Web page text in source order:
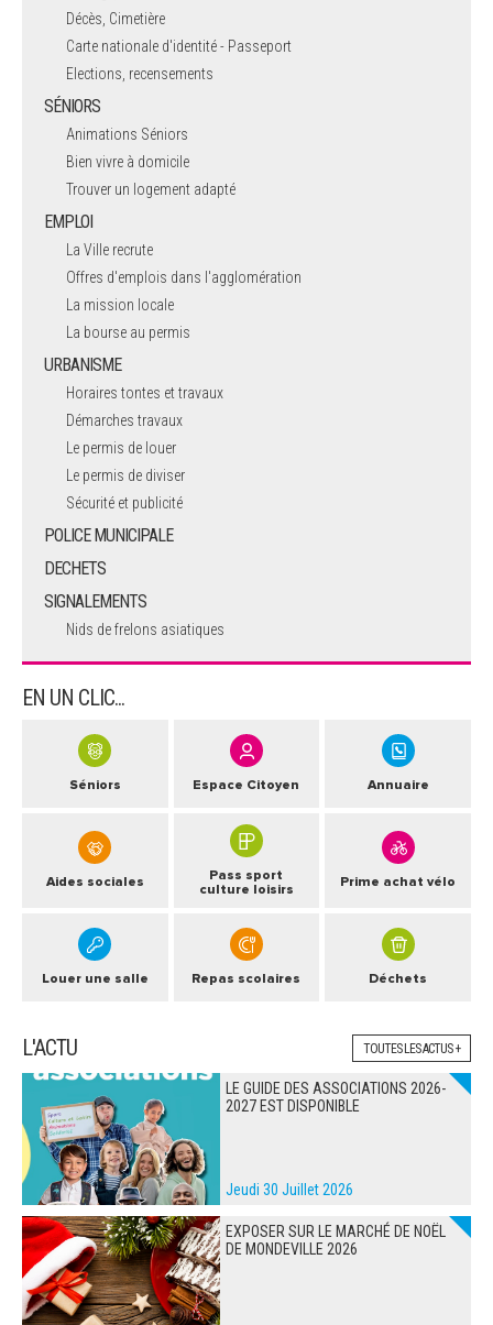
Décès, Cimetière
Carte nationale d'identité - Passeport
Elections, recensements
SÉNIORS
Animations Séniors
Bien vivre à domicile
Trouver un logement adapté
EMPLOI
La Ville recrute
Offres d'emplois dans l'agglomération
La mission locale
La bourse au permis
URBANISME
Horaires tontes et travaux
Démarches travaux
Le permis de louer
Le permis de diviser
Sécurité et publicité
POLICE MUNICIPALE
DECHETS
SIGNALEMENTS
Nids de frelons asiatiques
EN UN CLIC...
Séniors Espace Citoyen Annuaire
Aides sociales
Pass sport
culture loisirs
Prime achat vélo
Louer une salle Repas scolaires Déchets
L'ACTU TOUTES LES ACTUS +
LE GUIDE DES ASSOCIATIONS 2026-
2027 EST DISPONIBLE
Jeudi 30 Juillet 2026
EXPOSER SUR LE MARCHÉ DE NOËL
DE MONDEVILLE 2026